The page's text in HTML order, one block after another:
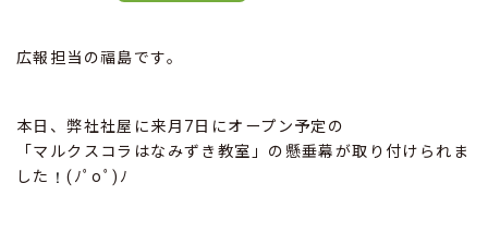
広報担当の福島です。
本日、弊社社屋に来月7日にオープン予定の
「マルクスコラはなみずき教室」の懸垂幕が取り付けられま
した ！(ﾉﾟοﾟ)ﾉ